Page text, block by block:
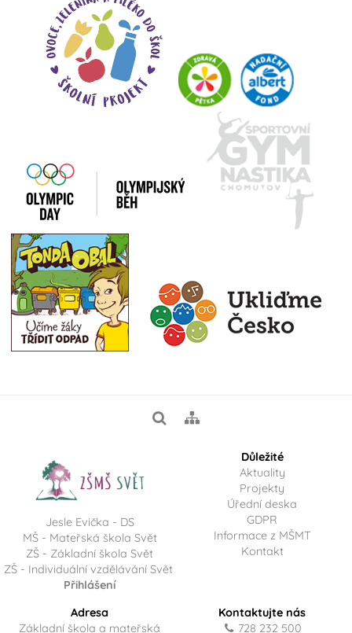
Jesle Evička - DS
MŠ - Mateřská škola Svět
ZŠ - Základní škola Svět
ZŠ - Individuální vzdělávání Svět
Přihlášení
Důležité
Aktuality
Projekty
Úřední deska
GDPR
Informace z MŠMT
Kontakt
Adresa
Základní škola a mateřská
Kontaktujte nás
728 232 500